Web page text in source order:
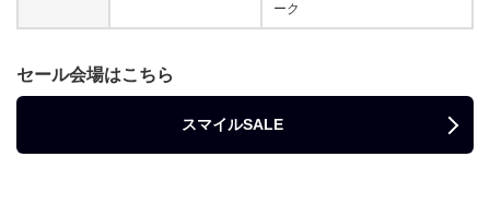
ーク
セール会場はこちら
スマイルSALE